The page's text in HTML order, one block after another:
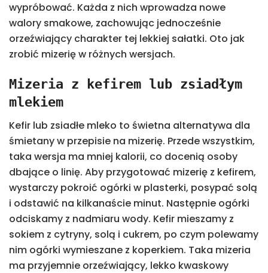
wypróbować. Każda z nich wprowadza nowe
walory smakowe, zachowując jednocześnie
orzeźwiający charakter tej lekkiej sałatki. Oto jak
zrobić mizerię w różnych wersjach.
Mizeria z kefirem lub zsiadłym
mlekiem
Kefir lub zsiadłe mleko to świetna alternatywa dla
śmietany w przepisie na mizerię. Przede wszystkim,
taka wersja ma mniej kalorii, co docenią osoby
dbające o linię. Aby przygotować mizerię z kefirem,
wystarczy pokroić ogórki w plasterki, posypać solą
i odstawić na kilkanaście minut. Następnie ogórki
odciskamy z nadmiaru wody. Kefir mieszamy z
sokiem z cytryny, solą i cukrem, po czym polewamy
nim ogórki wymieszane z koperkiem. Taka mizeria
ma przyjemnie orzeźwiający, lekko kwaskowy